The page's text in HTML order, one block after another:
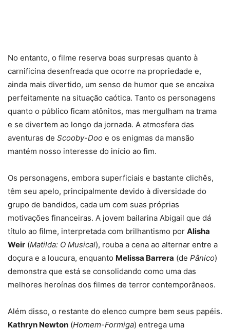
No entanto, o filme reserva boas surpresas quanto à
carnificina desenfreada que ocorre na propriedade e,
ainda mais divertido, um senso de humor que se encaixa
perfeitamente na situação caótica. Tanto os personagens
quanto o público ficam atônitos, mas mergulham na trama
e se divertem ao longo da jornada. A atmosfera das
aventuras de Scooby-Doo e os enigmas da mansão
mantém nosso interesse do início ao fim.
Os personagens, embora superficiais e bastante clichês,
têm seu apelo, principalmente devido à diversidade do
grupo de bandidos, cada um com suas próprias
motivações financeiras. A jovem bailarina Abigail que dá
título ao filme, interpretada com brilhantismo por Alisha
Weir (Matilda: O Musical), rouba a cena ao alternar entre a
doçura e a loucura, enquanto Melissa Barrera (de Pânico)
demonstra que está se consolidando como uma das
melhores heroínas dos filmes de terror contemporâneos.
Além disso, o restante do elenco cumpre bem seus papéis.
Kathryn Newton (Homem-Formiga) entrega uma